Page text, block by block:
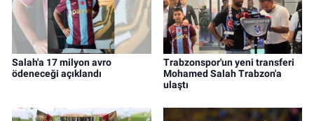
Salah'a 17 milyon avro
ödeneceği açıklandı
Trabzonspor'un yeni transferi
Mohamed Salah Trabzon'a
ulaştı